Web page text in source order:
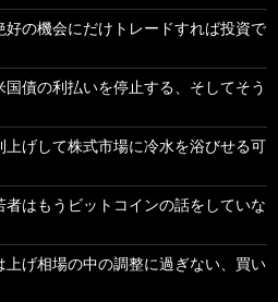
の機会にだけトレードすれば投資で
債の利払いを停止する、そしてそう
げして株式市場に冷水を浴びせる可
はもうビットコインの話をしていな
げ相場の中の調整に過ぎない、買い